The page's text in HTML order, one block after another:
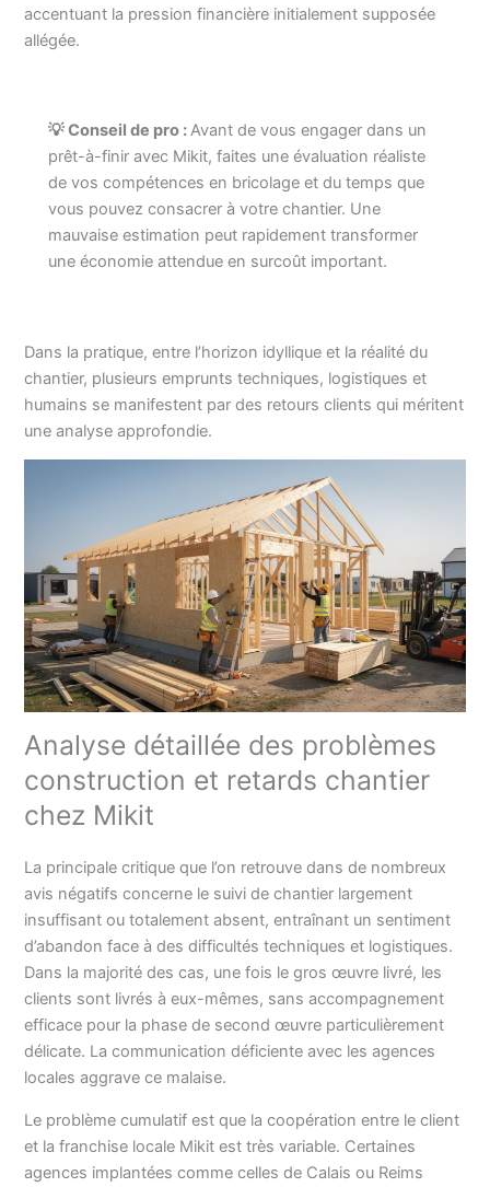
accentuant la pression financière initialement supposée
allégée.
💡 Conseil de pro :Avant de vous engager dans un
prêt-à-finir avec Mikit, faites une évaluation réaliste
de vos compétences en bricolage et du temps que
vous pouvez consacrer à votre chantier. Une
mauvaise estimation peut rapidement transformer
une économie attendue en surcoût important.
Dans la pratique, entre l’horizon idyllique et la réalité du
chantier, plusieurs emprunts techniques, logistiques et
humains se manifestent par des retours clients qui méritent
une analyse approfondie.
Analyse détaillée des problèmes
construction et retards chantier
chez Mikit
La principale critique que l’on retrouve dans de nombreux
avis négatifs concerne le suivi de chantier largement
insuffisant ou totalement absent, entraînant un sentiment
d’abandon face à des difficultés techniques et logistiques.
Dans la majorité des cas, une fois le gros œuvre livré, les
clients sont livrés à eux-mêmes, sans accompagnement
efficace pour la phase de second œuvre particulièrement
délicate. La communication déficiente avec les agences
locales aggrave ce malaise.
Le problème cumulatif est que la coopération entre le client
et la franchise locale Mikit est très variable. Certaines
agences implantées comme celles de Calais ou Reims